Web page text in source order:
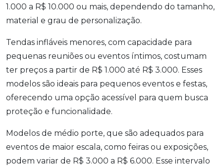
1.000 a R$ 10.000 ou mais, dependendo do tamanho,
material e grau de personalização.
Tendas infláveis menores, com capacidade para
pequenas reuniões ou eventos íntimos, costumam
ter preços a partir de R$ 1.000 até R$ 3.000. Esses
modelos são ideais para pequenos eventos e festas,
oferecendo uma opção acessível para quem busca
proteção e funcionalidade.
Modelos de médio porte, que são adequados para
eventos de maior escala, como feiras ou exposições,
podem variar de R$ 3.000 a R$ 6.000. Esse intervalo